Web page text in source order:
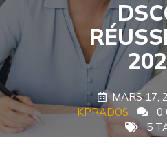
MARS 17,
KPRADOS
0
5